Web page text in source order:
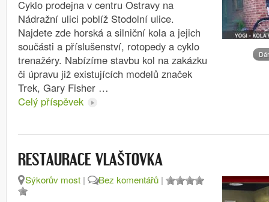
Cyklo prodejna v centru Ostravy na
Nádražní ulici poblíž Stodolní ulice.
Najdete zde horská a silniční kola a jejich
součásti a příslušenství, rotopedy a cyklo
trenažéry. Nabízíme stavbu kol na zakázku
či úpravu již existujících modelů značek
Trek, Gary Fisher …
Celý příspěvek
RESTAURACE VLAŠTOVKA
Sýkorův most | Bez komentářů |